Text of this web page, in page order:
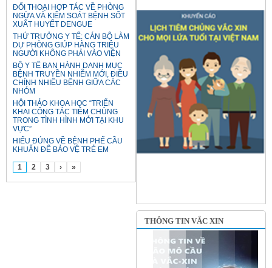
ĐỐI THOẠI HỢP TÁC VỀ PHÒNG
NGỪA VÀ KIỂM SOÁT BỆNH SỐT
XUẤT HUYẾT DENGUE
THỨ TRƯỞNG Y TẾ: CÁN BỘ LÀM
DỰ PHÒNG GIÚP HÀNG TRIỆU
NGƯỜI KHÔNG PHẢI VÀO VIỆN
BỘ Y TẾ BAN HÀNH DANH MỤC
BỆNH TRUYỀN NHIỄM MỚI, ĐIỀU
CHỈNH NHIỀU BỆNH GIỮA CÁC
NHÓM
HỘI THẢO KHOA HỌC “TRIỂN
KHAI CÔNG TÁC TIÊM CHỦNG
TRONG TÌNH HÌNH MỚI TẠI KHU
VỰC”
HIỂU ĐÚNG VỀ BỆNH PHẾ CẦU
KHUẨN ĐỂ BẢO VỆ TRẺ EM
1 2 3 › »
THÔNG TIN VẮC XIN